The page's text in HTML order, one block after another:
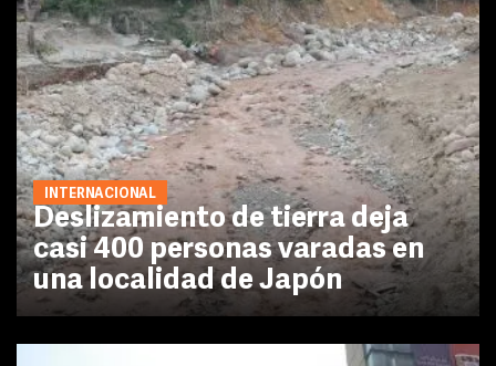
INTERNACIONAL
Deslizamiento de tierra deja
casi 400 personas varadas en
una localidad de Japón